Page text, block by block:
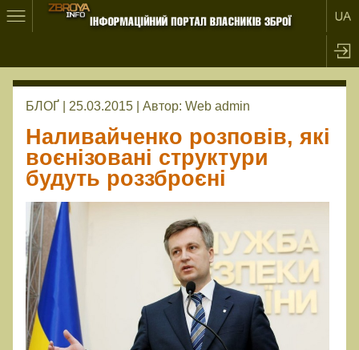
БЛОҐ | 25.03.2015 | Автор: Web admin
Наливайченко розповів, які
воєнізовані структури
будуть роззброєні